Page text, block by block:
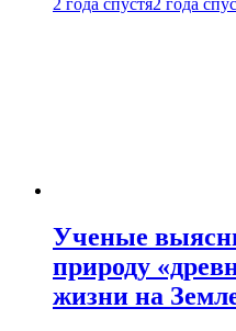
2 года спустя2 года
Ученые
природу
жизни на